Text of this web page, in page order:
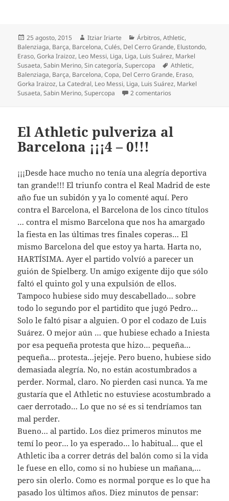
Publicado
el
25 agosto, 2015 Autor
Itziar Iriarte Categorías
Árbitros,Athletic,
Balenziaga, Barça, Barcelona,Culés, Del Cerro Grande, Elustondo,
Eraso,Gorka Iraizoz, Leo Messi, Liga, Liga, Luis Suárez, Markel
Susaeta,Sabin Merino,Sin categoría,Supercopa Etiquetas
Athletic,
Balenziaga, Barça, Barcelona,Copa, Del Cerro Grande, Eraso,
Gorka Iraizoz, La Catedral, Leo Messi, Liga, Luis Suárez, Markel
Susaeta,Sabin Merino,Supercopa 2 comentarios
El Athletic pulveriza al
Barcelona ¡¡¡4 – 0!!!
¡¡¡Desde hace mucho no tenía una alegría deportiva
tan grande!!! El triunfo contra el Real Madrid de este
año fue un subidón y ya lo comenté aquí. Pero
contra el Barcelona, el Barcelona de los cinco títulos
… contra el mismo Barcelona que nos ha amargado
la fiesta en las últimas tres finales coperas… El
mismo Barcelona del que estoy ya harta. Harta no,
HARTÍSIMA. Ayer el partido volvíó a parecer un
guión de Spielberg. Un amigo exigente dijo que sólo
faltó el quinto gol y una expulsión de ellos.
Tampoco hubiese sido muy descabellado… sobre
todo lo segundo por el partidito que jugó Pedro…
Solo le faltó pisar a alguien. O por el codazo de Luis
Suárez. O mejor aún … que hubiese echado a Iniesta
por esa pequeña protesta que hizo… pequeña…
pequeña… protesta…jejeje. Pero bueno, hubiese sido
demasiada alegría. No, no están acostumbrados a
perder. Normal, claro. No pierden casi nunca. Ya me
gustaría que el Athletic no estuviese acostumbrado a
caer derrotado… Lo que no sé es si tendríamos tan
mal perder.
Bueno… al partido. Los diez primeros minutos me
temí lo peor… lo ya esperado… lo habitual… que el
Athletic iba a correr detrás del balón como si la vida
le fuese en ello, como si no hubiese un mañana,…
pero sin olerlo. Como es normal porque es lo que ha
pasado los últimos años. Diez minutos de pensar: